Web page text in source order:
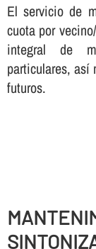
El servicio de
cuota por
integral de
particulares, así­
futuros.